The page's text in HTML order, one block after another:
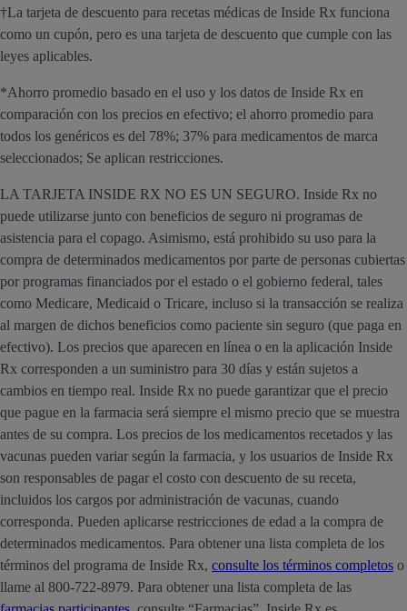
†La tarjeta de descuento para recetas médicas de Inside Rx funciona
como un cupón, pero es una tarjeta de descuento que cumple con las
leyes aplicables.
*Ahorro promedio basado en el uso y los datos de Inside Rx en
comparación con los precios en efectivo; el ahorro promedio para
todos los genéricos es del 78%; 37% para medicamentos de marca
seleccionados; Se aplican restricciones.
LA TARJETA INSIDE RX NO ES UN SEGURO. Inside Rx no
puede utilizarse junto con beneficios de seguro ni programas de
asistencia para el copago. Asimismo, está prohibido su uso para la
compra de determinados medicamentos por parte de personas cubiertas
por programas financiados por el estado o el gobierno federal, tales
como Medicare, Medicaid o Tricare, incluso si la transacción se realiza
al margen de dichos beneficios como paciente sin seguro (que paga en
efectivo). Los precios que aparecen en línea o en la aplicación Inside
Rx corresponden a un suministro para 30 días y están sujetos a
cambios en tiempo real. Inside Rx no puede garantizar que el precio
que pague en la farmacia será siempre el mismo precio que se muestra
antes de su compra. Los precios de los medicamentos recetados y las
vacunas pueden variar según la farmacia, y los usuarios de Inside Rx
son responsables de pagar el costo con descuento de su receta,
incluidos los cargos por administración de vacunas, cuando
corresponda. Pueden aplicarse restricciones de edad a la compra de
determinados medicamentos. Para obtener una lista completa de los
términos del programa de Inside Rx, consulte los términos completos o
llame al 800-722-8979. Para obtener una lista completa de las